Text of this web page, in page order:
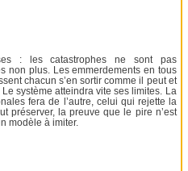
: les catastrophes ne sont pas
non plus. Les emmerdements en tous
chacun s’en sortir comme il peut et
système atteindra vite ses limites. La
fera de l’autre, celui qui rejette la
préserver, la preuve que le pire n’est
modèle à imiter.